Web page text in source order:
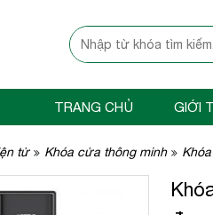
TRANG CHỦ GIỚI
tử Khóa cửa thông minh